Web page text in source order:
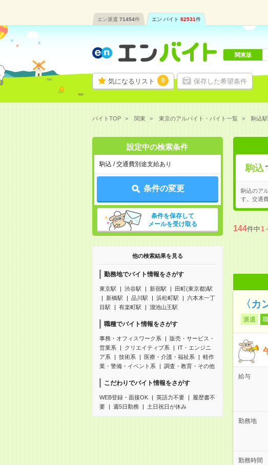
エン派遣 71454件 エン バイト 82531件
気になるリスト 0 保存した希望条件
関東版
バイトTOP 関東 東京のアルバイト・バイト一覧 駒込
設定中の検索条件
駒込 / 交通費別途支給あり
条件の変更
条件を保存して
メールを受け取る
他の検索結果を見る
勤務地でバイト情報をさがす
東京駅 渋谷駅 新宿駅
田町(東京都)駅
新橋駅
品川駅 浜松町駅
六本木一丁
目駅
有楽町駅 溜池山王駅
職種でバイト情報をさがす
事務・オフィスワーク系
販売・サービス・
営業系
クリエイティブ系
IT・エンジニ
ア系
技術系 医療・介護・福祉系
軽作
業・警備・イベント系
調査・教育・その他
こだわりでバイト情報をさがす
WEB登録・面接OK 英語力不要
履歴書不
要
週5日勤務 土日祝日が休み
駒込
駒込のア
す。交通
144件中1
〈
派遣
給与
勤務地
勤務時間